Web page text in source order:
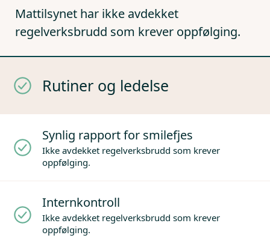
Mattilsynet har ikke avdekket
regelverksbrudd som krever oppfølging.
Rutiner og ledelse
Synlig rapport for smilefjes
Ikke avdekket regelverksbrudd som krever
oppfølging.
Internkontroll
Ikke avdekket regelverksbrudd som krever
oppfølging.